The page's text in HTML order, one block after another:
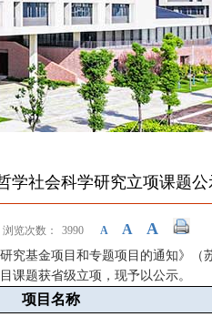
学社会科学研究立项课题公
浏览次数： 3990 A A A
究基金项目和专题项目的通知》（
课题获省级立项，现予以公示。
项目名称